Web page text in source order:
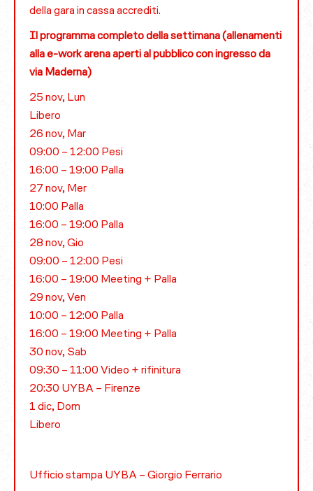
della gara in cassa accrediti.
Il programma completo della settimana (allenamenti
alla e-work arena aperti al pubblico con ingresso da
via Maderna)
25 nov, Lun
Libero
26 nov, Mar
09:00 – 12:00 Pesi
16:00 – 19:00 Palla
27 nov, Mer
10:00 Palla
16:00 – 19:00 Palla
28 nov, Gio
09:00 – 12:00 Pesi
16:00 – 19:00 Meeting + Palla
29 nov, Ven
10:00 – 12:00 Palla
16:00 – 19:00 Meeting + Palla
30 nov, Sab
09:30 – 11:00 Video + rifinitura
20:30 UYBA – Firenze
1 dic, Dom
Libero
Ufficio stampa UYBA – Giorgio Ferrario